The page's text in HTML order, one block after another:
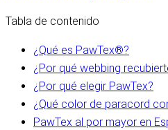
Tabla de contenido
¿Qué es PawTex®?
¿Por qué webbing
¿Por qué elegir PawTex?
¿Qué color de paracord
PawTex al por mayor en